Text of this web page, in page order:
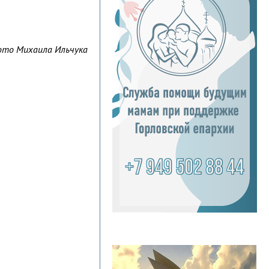
Михаила Ильчука